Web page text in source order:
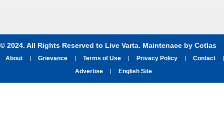
© 2024. All Rights Reserved to Live Varta. Maintenace by Cotlas
About Grievance Terms of Use Privacy Policy
Contact
Advertise
English Site